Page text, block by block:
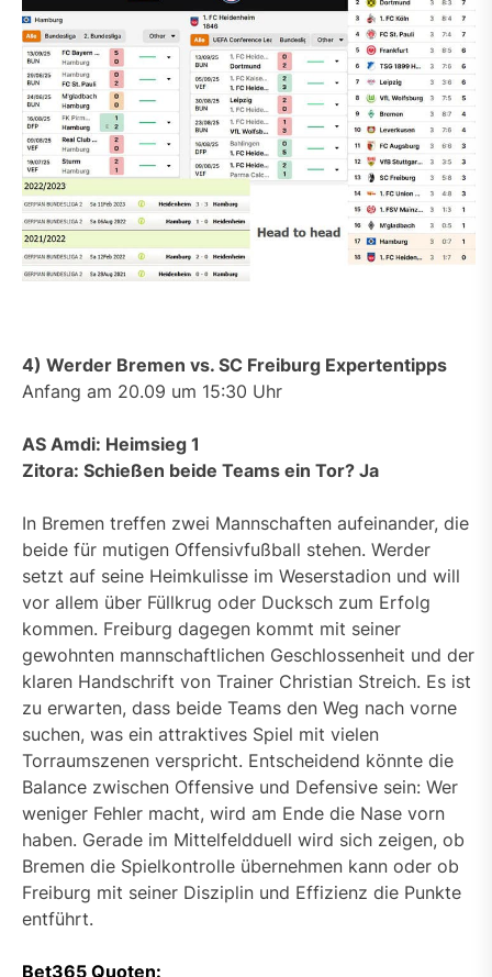
4) Werder Bremen vs. SC Freiburg Expertentipps
Anfang am 20.09 um 15:30 Uhr
AS Amdi: Heimsieg 1
Zitora: Schießen beide Teams ein Tor? Ja
In Bremen treffen zwei Mannschaften aufeinander, die
beide für mutigen Offensivfußball stehen. Werder
setzt auf seine Heimkulisse im Weserstadion und will
vor allem über Füllkrug oder Ducksch zum Erfolg
kommen. Freiburg dagegen kommt mit seiner
gewohnten mannschaftlichen Geschlossenheit und der
klaren Handschrift von Trainer Christian Streich. Es ist
zu erwarten, dass beide Teams den Weg nach vorne
suchen, was ein attraktives Spiel mit vielen
Torraumszenen verspricht. Entscheidend könnte die
Balance zwischen Offensive und Defensive sein: Wer
weniger Fehler macht, wird am Ende die Nase vorn
haben. Gerade im Mittelfeldduell wird sich zeigen, ob
Bremen die Spielkontrolle übernehmen kann oder ob
Freiburg mit seiner Disziplin und Effizienz die Punkte
entführt.
Bet365 Quoten: